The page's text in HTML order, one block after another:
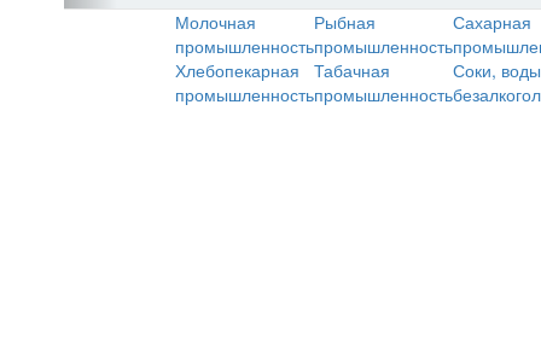
Молочная
промышленность
Рыбная
промышленность
Сахарная
Хлебопекарная
промышленность
Табачная
промышленность
Соки,